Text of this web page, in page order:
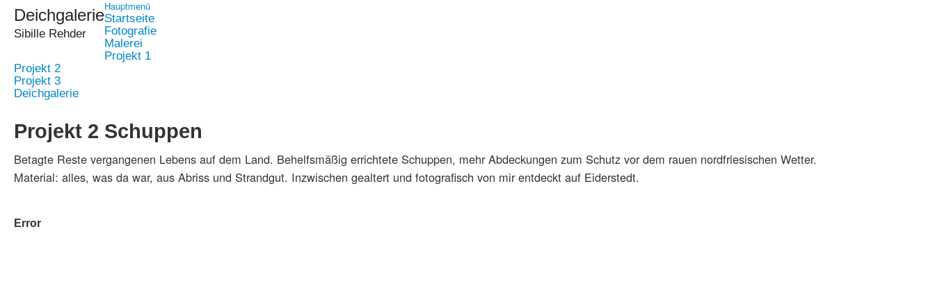
Deichgalerie
Sibille Rehder
Hauptmenü
Startseite
Fotografie
Malerei
Projekt 1
Projekt 2
Projekt 3
Deichgalerie
Projekt 2 Schuppen
Betagte Reste vergangenen Lebens auf dem Land. Behelfsmäßig errichtete Schuppen, mehr Abdeckungen zum Schutz vor dem rauen nordfriesischen Wetter.
Material: alles, was da war, aus Abriss und Strandgut. Inzwischen gealtert und fotografisch von mir entdeckt auf Eiderstedt.
Error